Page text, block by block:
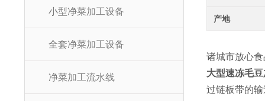
小型净菜加工设备
全套净菜加工设备
净菜加工流水线
产地
诸城市放心
大型速冻毛
过链板带的